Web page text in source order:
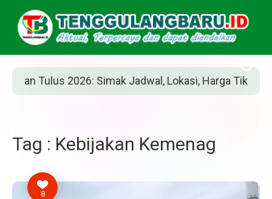
Tulus 2026: Simak Jadwal, Lokasi, Harga Tiket, dan
Tag : Kebijakan Kemenag
8